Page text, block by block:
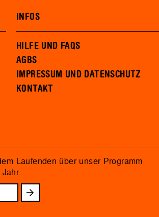
INFOS
HILFE UND FAQS
AGBS
IMPRESSUM UND DATENSCHUTZ
KONTAKT
Laufenden über unser Programm